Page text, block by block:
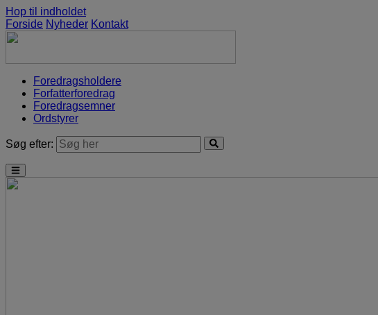
Hop til indholdet
Forside Nyheder Kontakt
Foredragsholdere
Forfatterforedrag
Foredragsemner
Ordstyrer
Søg efter: